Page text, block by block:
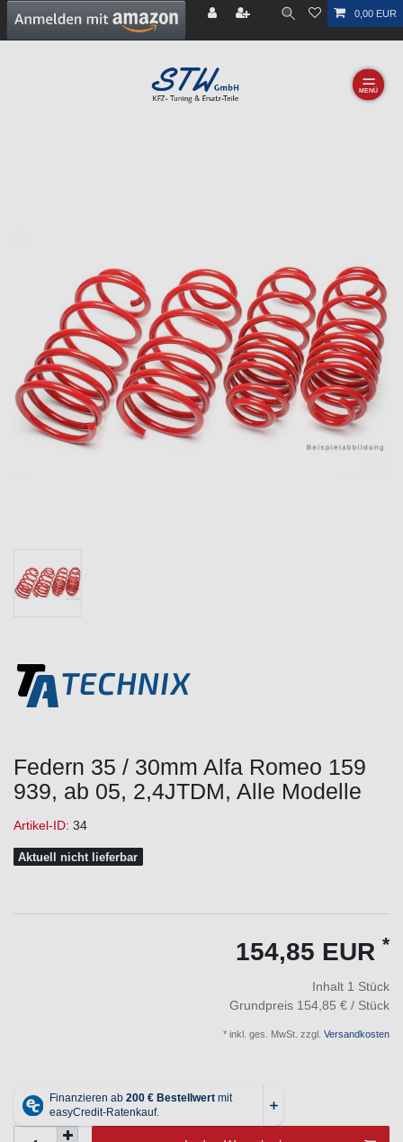
0,00 EUR
☰
Federn 35 / 30mm Alfa Romeo 159
939, ab 05, 2,4JTDM, Alle Modelle
Artikel-ID: 34
Aktuell nicht lieferbar
154,85 EUR *
Inhalt 1 Stück
Grundpreis 154,85 € / Stück
* inkl. ges. MwSt. zzgl. Versandkosten